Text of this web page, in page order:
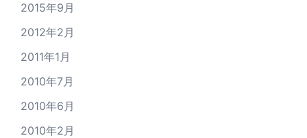
2015年9月
2012年2月
2011年1月
2010年7月
2010年6月
2010年2月